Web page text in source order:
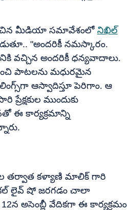
మీడియా సమావేశంలో నిఖిల్
"అందరికీ నమస్కారం.
వచ్చిన అందరికీ ధన్యవాదాలు.
పాటలను మధురమైన
ఆస్వాదిస్తూ పెరిగాం. ఆ
ముందుకు
ఈ కార్యక్రమాన్ని
తర్వాత కళ్యాణి మాలిక్ గారి
లైవ్ షో జరగడం చాలా
అసెంబ్లీ వేదికగా ఈ కార్యక్రమం